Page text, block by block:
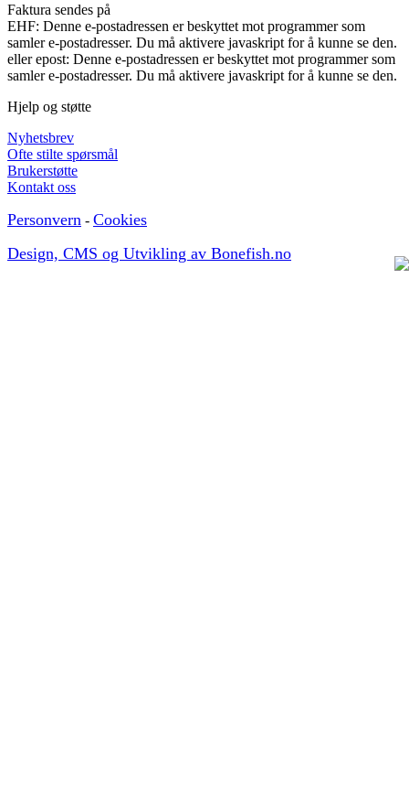
Faktura sendes på
EHF: Denne e-postadressen er beskyttet mot programmer som
samler e-postadresser. Du må aktivere javaskript for å kunne se den.
eller epost: Denne e-postadressen er beskyttet mot programmer som
samler e-postadresser. Du må aktivere javaskript for å kunne se den.
Hjelp og støtte
Nyhetsbrev
Ofte stilte spørsmål
Brukerstøtte
Kontakt oss
Personvern - Cookies
Design, CMS og Utvikling av Bonefish.no